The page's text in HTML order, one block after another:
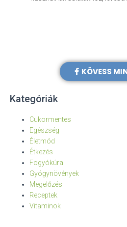
KÖVESS
Kategóriák
Cukormentes
Egészség
Életmód
Étkezés
Fogyókúra
Gyógynövények
Megelőzés
Receptek
Vitaminok